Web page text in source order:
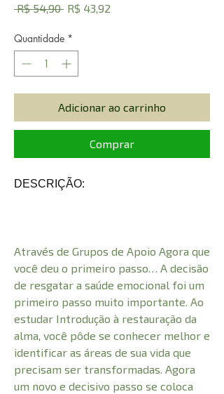
R$ 54,90 Preço
R$ 43,92
Quantidade *
Adicionar ao carrinho
Comprar
DESCRIÇÃO:
Através de Grupos de Apoio Agora que
você deu o primeiro passo… A decisão
de resgatar a saúde emocional foi um
primeiro passo muito importante. Ao
estudar Introdução à restauração da
alma, você pôde se conhecer melhor e
identificar as áreas de sua vida que
precisam ser transformadas. Agora
um novo e decisivo passo se coloca